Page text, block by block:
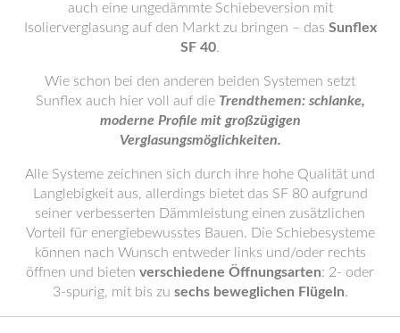
auch eine ungedämmte Schiebeversion mit
Isolierverglasung auf den Markt zu bringen – das Sunflex
SF 40.
Wie schon bei den anderen beiden Systemen setzt
Sunflex auch hier voll auf die Trendthemen: schlanke,
moderne Profile mit großzügigen
Verglasungsmöglichkeiten.
Alle Systeme zeichnen sich durch ihre hohe Qualität und
Langlebigkeit aus, allerdings bietet das SF 80 aufgrund
seiner verbesserten Dämmleistung einen zusätzlichen
Vorteil für energiebewusstes Bauen. Die Schiebesysteme
können nach Wunsch entweder links und/oder rechts
öffnen und bieten verschiedene Öffnungsarten: 2- oder
3-spurig, mit bis zu sechs beweglichen Flügeln.